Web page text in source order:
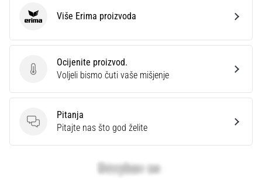
Ocijenite proizvod.
Ocijenite proizvod.
Voljeli bismo čuti vaše mišjenje
Pitanja
Pitanja
Pitajte nas što god želite
Erima Više Erima proizvoda